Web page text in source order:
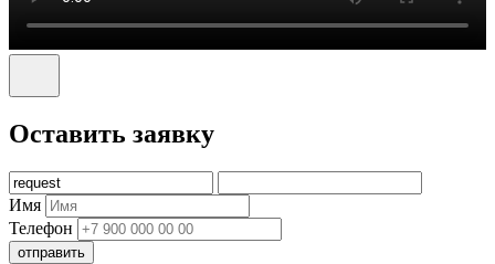
Оставить заявку
Имя
Телефон
отправить